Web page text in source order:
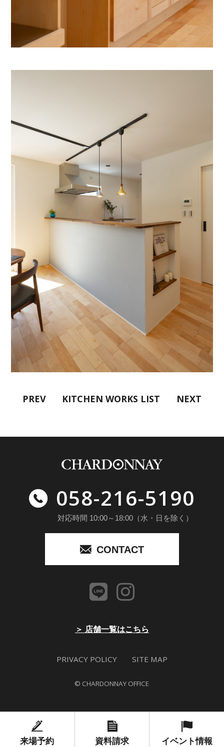
PREV KITCHEN WORKS LIST NEXT
058-216-5190
対応時間 10:00～18:00（水・日を除く）
CONTACT
＞ 店舗一覧はこちら
PRIVACY POLICY SITE MAP
© CHARDONNAY OFFICE
来場予約 資料請求 イベント情報